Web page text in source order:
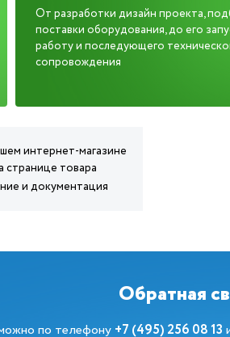
От разработки дизайн проекта,
поставки оборудования, до его
работу и последующего
сопровождения
интернет-магазине
странице товара
и документация
Обратная
по телефону +7 (495) 256 08 13